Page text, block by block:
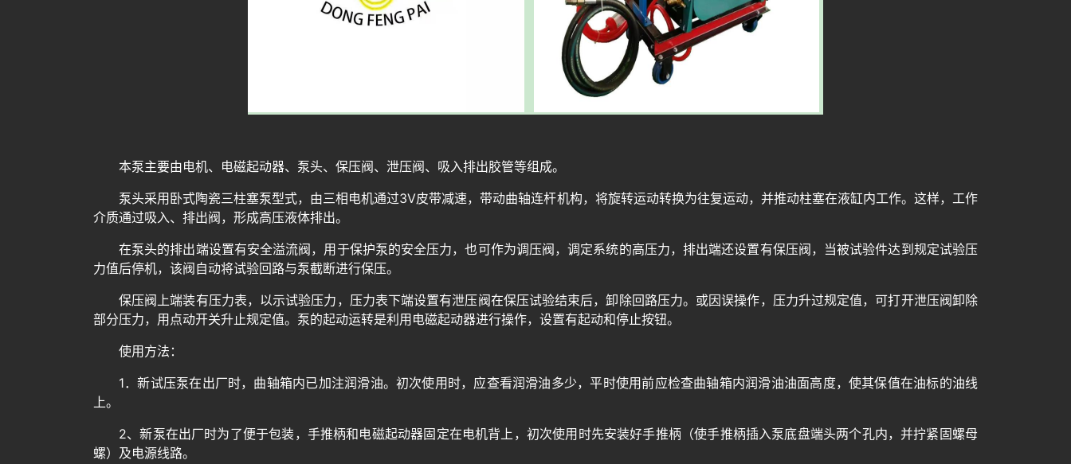
本泵主要由电机、电磁起动器、泵头、保压阀、泄压阀、吸入排出胶管等组成。
泵头采用卧式陶瓷三柱塞泵型式，由三相电机通过3V皮带减速，带动曲轴连杆机构，将旋转运动转换为往复运动，并推动柱塞在液缸内工作。这样，工作
介质通过吸入、排出阀，形成高压液体排出。
在泵头的排出端设置有安全溢流阀，用于保护泵的安全压力，也可作为调压阀，调定系统的高压力，排出端还设置有保压阀，当被试验件达到规定试验压
力值后停机，该阀自动将试验回路与泵截断进行保压。
保压阀上端装有压力表，以示试验压力，压力表下端设置有泄压阀在保压试验结束后，卸除回路压力。或因误操作，压力升过规定值，可打开泄压阀卸除
部分压力，用点动开关升止规定值。泵的起动运转是利用电磁起动器进行操作，设置有起动和停止按钮。
使用方法：
1．新试压泵在出厂时，曲轴箱内已加注润滑油。初次使用时，应查看润滑油多少，平时使用前应检查曲轴箱内润滑油油面高度，使其保值在油标的油线
上。
2、新泵在出厂时为了便于包装，手推柄和电磁起动器固定在电机背上，初次使用时先安装好手推柄（使手推柄插入泵底盘端头两个孔内，并拧紧固螺母
螺）及电源线路。